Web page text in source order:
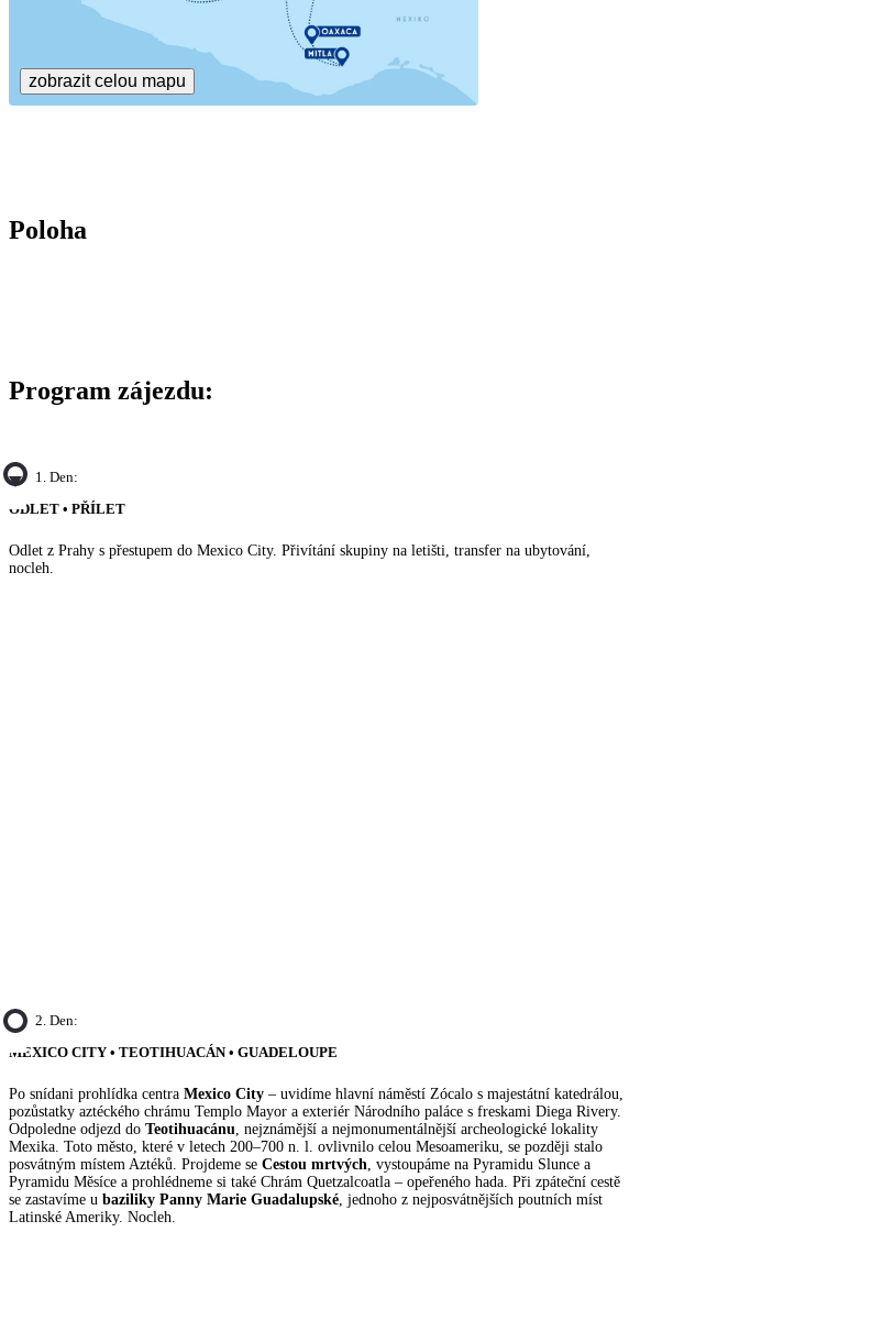
zobrazit celou mapu
Poloha
Program zájezdu:
1. Den:
ODLET • PŘÍLET
Odlet z Prahy s přestupem do Mexico City. Přivítání skupiny na letišti, transfer na ubytování,
nocleh.
2. Den:
MEXICO CITY • TEOTIHUACÁN • GUADELOUPE
Po snídani prohlídka centra Mexico City – uvidíme hlavní náměstí Zócalo s majestátní katedrálou,
pozůstatky aztéckého chrámu Templo Mayor a exteriér Národního paláce s freskami Diega Rivery.
Odpoledne odjezd do Teotihuacánu , nejznámější a nejmonumentálnější archeologické lokality
Mexika. Toto město, které v letech 200–700 n. l. ovlivnilo celou Mesoameriku, se později stalo
posvátným místem Aztéků. Projdeme se Cestou mrtvých , vystoupáme na Pyramidu Slunce a
Pyramidu Měsíce a prohlédneme si také Chrám Quetzalcoatla – opeřeného hada. Při zpáteční cestě
se zastavíme u baziliky Panny Marie Guadalupské , jednoho z nejposvátnějších poutních míst
Latinské Ameriky. Nocleh.